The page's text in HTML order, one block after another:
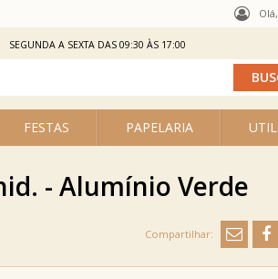
Olá,
FESTAS PAPELARIA
SEGUNDA A SEXTA DAS 09:30 ÀS 17:00
- Alumínio Verde